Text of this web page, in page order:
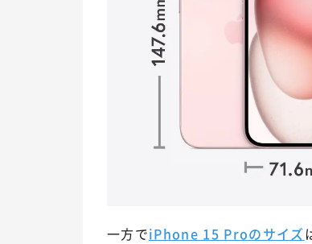
一方でiPhone 15 Proのサイズ